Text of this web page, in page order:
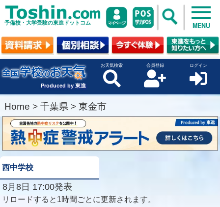
予備校・大学受験の東進ドットコム MENU
Produced by 東進
お天気検索 会員登録 ログイン
Home > 千葉県 > 東金市
西中学校
8月8日 17:00発表
リロードすると1時間ごとに更新されます。